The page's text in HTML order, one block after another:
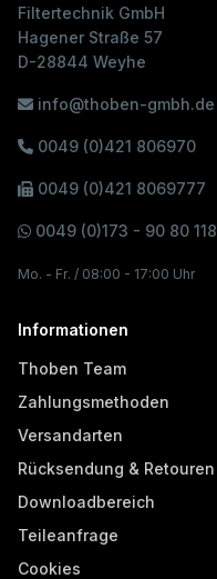
Filtertechnik GmbH
Hagener Straße 57
D-28844 Weyhe
info@thoben-gmbh.de
0049 (0)421 806970
0049 (0)421 8069777
0049 (0)173 - 90 80 118
Mo. - Fr. / 08:00 - 17:00 Uhr
Informationen
Thoben Team
Zahlungsmethoden
Versandarten
Rücksendung & Retouren
Downloadbereich
Teileanfrage
Cookies